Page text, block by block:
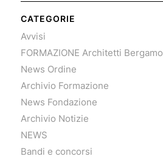
CATEGORIE
Avvisi
FORMAZIONE Architetti Bergamo
News Ordine
Archivio Formazione
News Fondazione
Archivio Notizie
NEWS
Bandi e concorsi